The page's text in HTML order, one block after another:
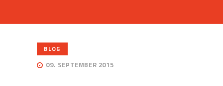
BLOG
09. SEPTEMBER 2015